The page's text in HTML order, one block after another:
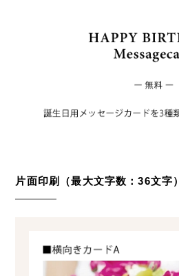
片面印刷（最大文字数：36文字）